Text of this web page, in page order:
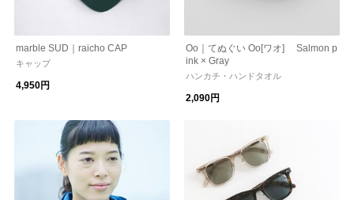
marble SUD｜raicho CAP
キャップ
4,950円
Oo｜てぬぐい Oo[ワオ] Salmon p
ink × Gray
ハンカチ・ハンドタオル
2,090円